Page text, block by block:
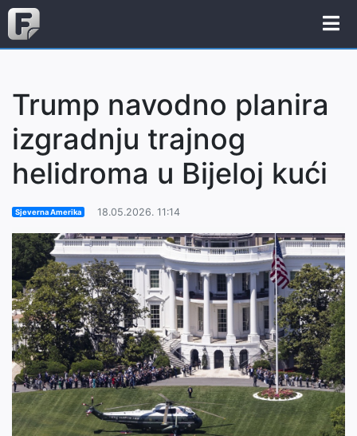
Trump navodno planira
izgradnju trajnog
helidroma u Bijeloj kući
Sjeverna Amerika 18.05.2026. 11:14